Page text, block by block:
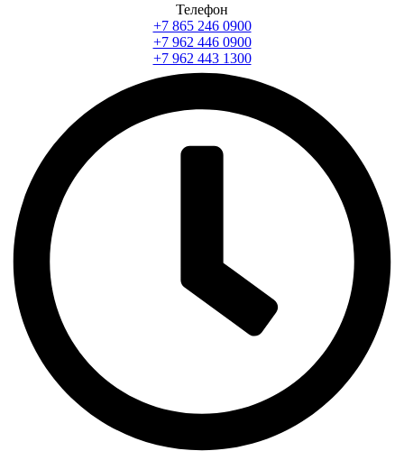
Телефон
+7 865 246 0900
+7 962 446 0900
+7 962 443 1300